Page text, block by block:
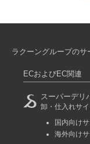
ラクーングループのサ
ECおよびEC関連
スーパーデリ
卸・仕入れサイ
国内向け
海外向け